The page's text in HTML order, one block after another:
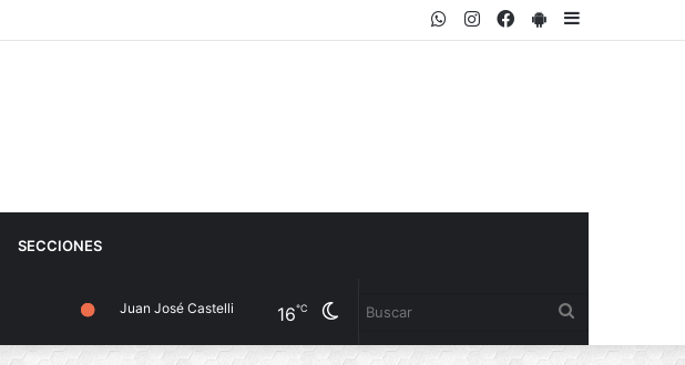
PlayStore
Facebook
Instagram
WhatsApp
SECCIONES
Cambiar
Juan José Castelli 16℃